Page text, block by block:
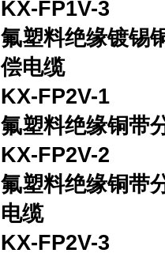
KX-FP1V-3
氟塑料绝缘镀锡
偿电缆
KX-FP2V-1
氟塑料绝缘铜带
KX-FP2V-2
氟塑料绝缘铜带
电缆
KX-FP2V-3